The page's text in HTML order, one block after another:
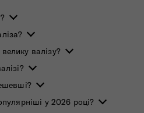
валізу?
у 2026 році?